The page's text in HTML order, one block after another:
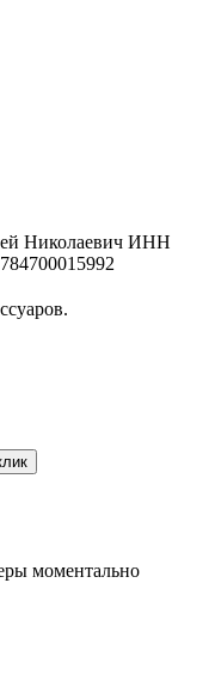
Николаевич ИНН
моментально